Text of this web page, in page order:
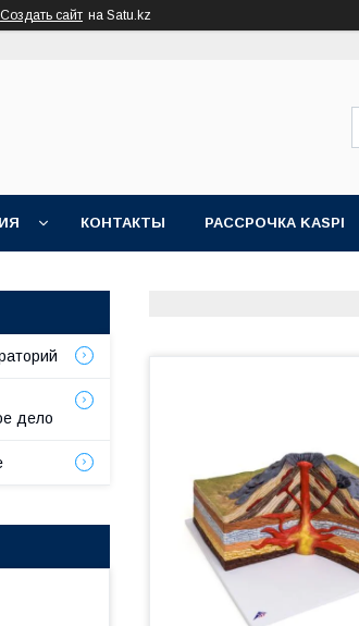
Создать сайт на Satu.kz
КОНТАКТЫ РАССРОЧКА KASPI
дело